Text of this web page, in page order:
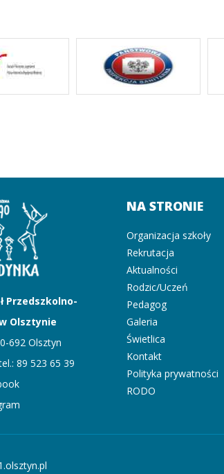
Przedszkolno-
Olsztynie
692 Olsztyn
89 523 65 39
NA STRONIE
Organizacja szkoły
Rekrutacja
Aktualności
Rodzic/Uczeń
Pedagog
Galeria
Świetlica
Kontakt
Polityka prywatności
RODO